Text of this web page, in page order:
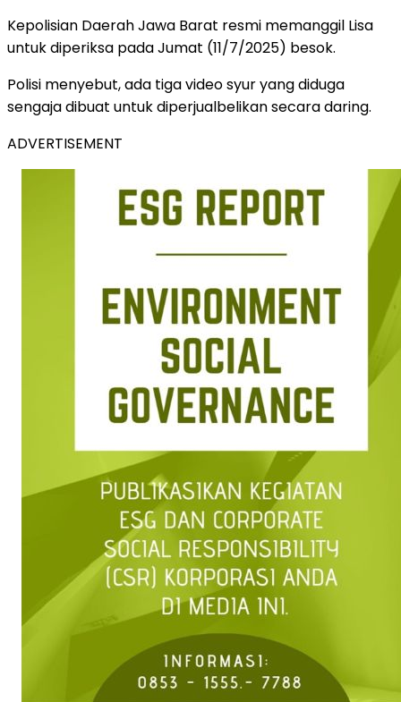
Kepolisian Daerah Jawa Barat resmi memanggil Lisa
untuk diperiksa pada Jumat (11/7/2025) besok.
Polisi menyebut, ada tiga video syur yang diduga
sengaja dibuat untuk diperjualbelikan secara daring.
ADVERTISEMENT